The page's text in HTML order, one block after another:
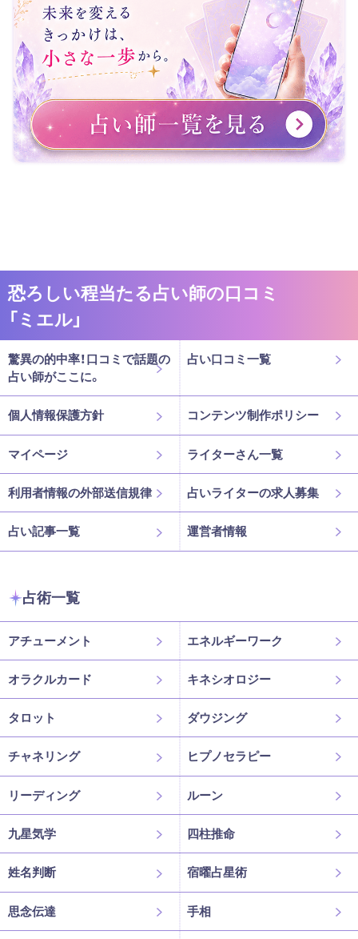
恐ろしい程当たる占い師の口コミ
「ミエル」
驚異の的中率！口コミで話題の
占い師がここに。
占い口コミ一覧
個人情報保護方針 コンテンツ制作ポリシー
マイページ ライターさん一覧
利用者情報の外部送信規律 占いライターの求人募集
占い記事一覧 運営者情報
占術一覧
アチューメント エネルギーワーク
オラクルカード キネシオロジー
タロット ダウジング
チャネリング ヒプノセラピー
リーディング ルーン
九星気学 四柱推命
姓名判断 宿曜占星術
思念伝達 手相